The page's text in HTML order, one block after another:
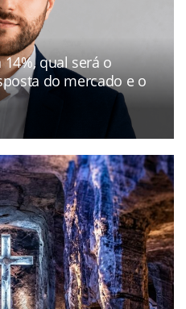
14%, qual será o
do mercado e o